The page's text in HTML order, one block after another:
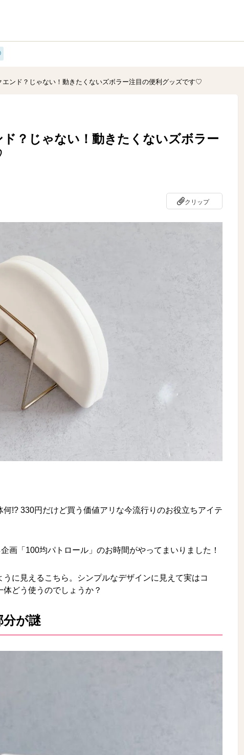
エンド？じゃない！動きたくないズボラー注目の便利グッズです♡
ド？じゃない！動きたくないズボラー
クリップ
!? 330円だけど買う価値アリな今流行りのお役立ちアイテ
画「100均パトロール」のお時間がやってまいりました！
に見えるこちら。シンプルなデザインに見えて実はコ
どう使うのでしょうか？
分が謎